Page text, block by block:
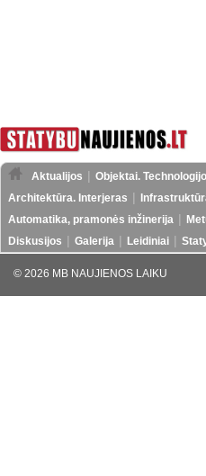
Aktualijos Objektai.
Architektūra. Interjeras
Automatika, pramonės inžinerija
Diskusijos
Galerija Leidiniai
© 2026 MB NAUJIENOS LAIKU